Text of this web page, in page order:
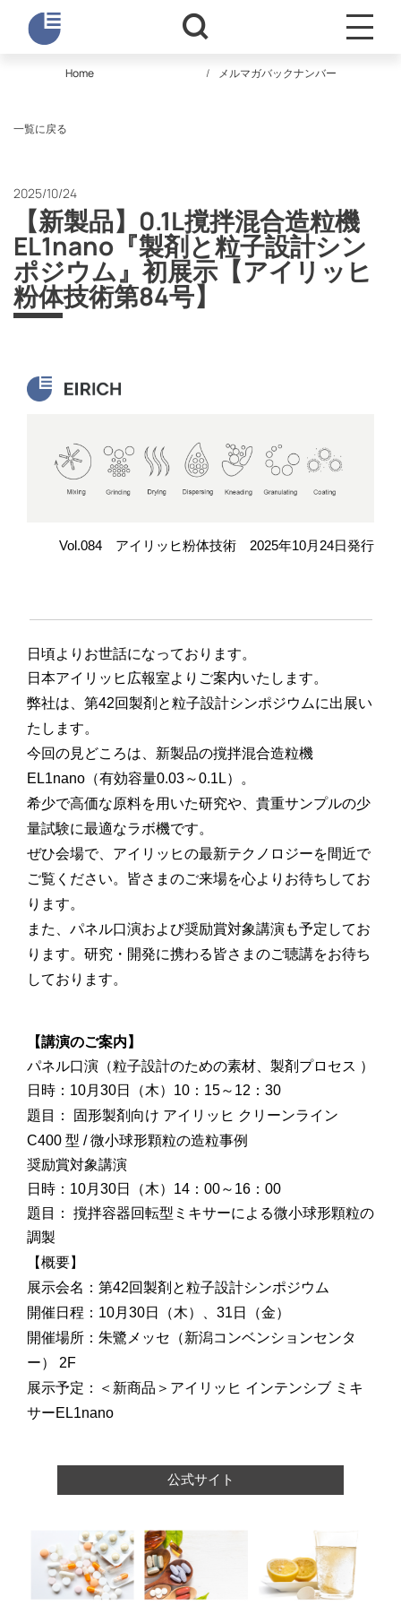
Home メルマガバックナンバー
一覧に戻る
2025/10/24
【新製品】0.1L撹拌混合造粒機
EL1nano『製剤と粒子設計シン
ポジウム』初展示【アイリッヒ
粉体技術第84号】
Vol.084 アイリッヒ粉体技術 2025年10月24日発行
日頃よりお世話になっております。
日本アイリッヒ広報室よりご案内いたします。
弊社は、第42回製剤と粒子設計シンポジウムに出展い
たします。
今回の見どころは、新製品の撹拌混合造粒機
EL1nano（有効容量0.03～0.1L）。
希少で高価な原料を用いた研究や、貴重サンプルの少
量試験に最適なラボ機です。
ぜひ会場で、アイリッヒの最新テクノロジーを間近で
ご覧ください。皆さまのご来場を心よりお待ちしてお
ります。
また、パネル口演および奨励賞対象講演も予定してお
ります。研究・開発に携わる皆さまのご聴講をお待ち
しております。
【講演のご案内】
パネル口演（粒子設計のための素材、製剤プロセス ）
日時：10月30日（木）10：15～12：30
題目：
固形製剤向け アイリッヒ クリーンライン
C400 型 / 微小球形顆粒の造粒事例
奨励賞対象講演
日時：10月30日（木）14：00～16：00
題目： 撹拌容器回転型ミキサーによる微小球形顆粒の
調製
【概要】
展⽰会名： 第42回製剤と粒子設計シンポジウム
開催⽇程：10月30日（木）、31日（金）
開催場所： 朱鷺メッセ（新潟コンベンションセンタ
ー） 2F
展示予定：
＜新商品＞ アイリッヒ インテンシブ ミキ
サーEL1nano
公式サイト